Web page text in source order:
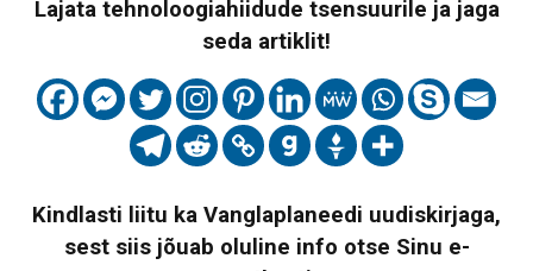
Lajata tehnoloogiahiidude tsensuurile ja jaga
seda artiklit!
Kindlasti liitu ka Vanglaplaneedi uudiskirjaga,
sest siis jõuab oluline info otse Sinu e-